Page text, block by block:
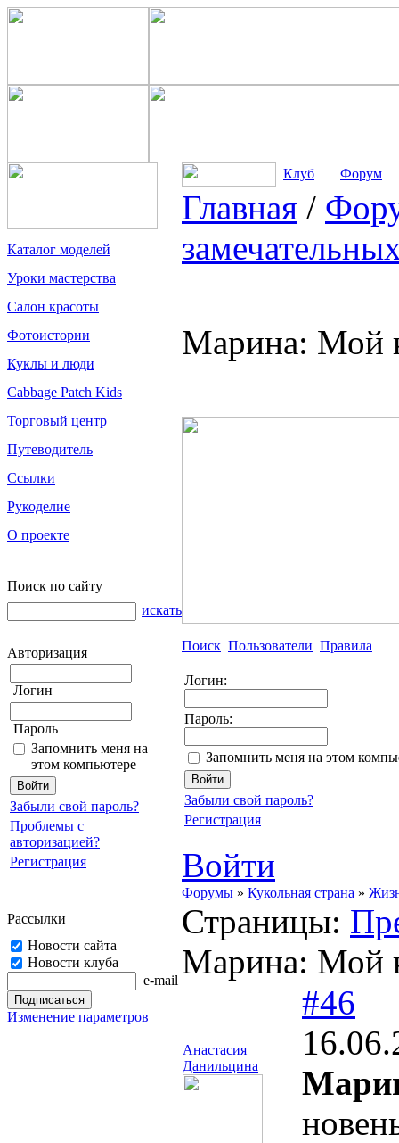
Каталог моделей
Уроки мастерства
Салон красоты
Фотоистории
Куклы и люди
Cabbage Patch Kids
Торговый центр
Путеводитель
Ссылки
Рукоделие
О проекте
Поиск по сайту
искать
Авторизация
Логин
Пароль
Запомнить меня на
этом компьютере
Забыли свой пароль?
Проблемы с
авторизацией?
Регистрация
Рассылки
Новости сайта
Новости клуба
e-mail
Изменение параметров
Клуб Форум
Главная /
Марина: Мой
Поиск Пользователи Правила
Логин:
Пароль:
Запомнить меня на этом
Забыли свой пароль?
Регистрация
Войти
Форумы » Кукольная страна »
Страницы:
Марина: Мой
Анастасия
Данильцина
#46